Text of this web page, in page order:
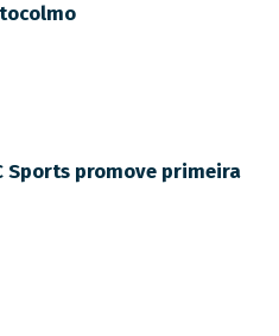
Sports promove primeira